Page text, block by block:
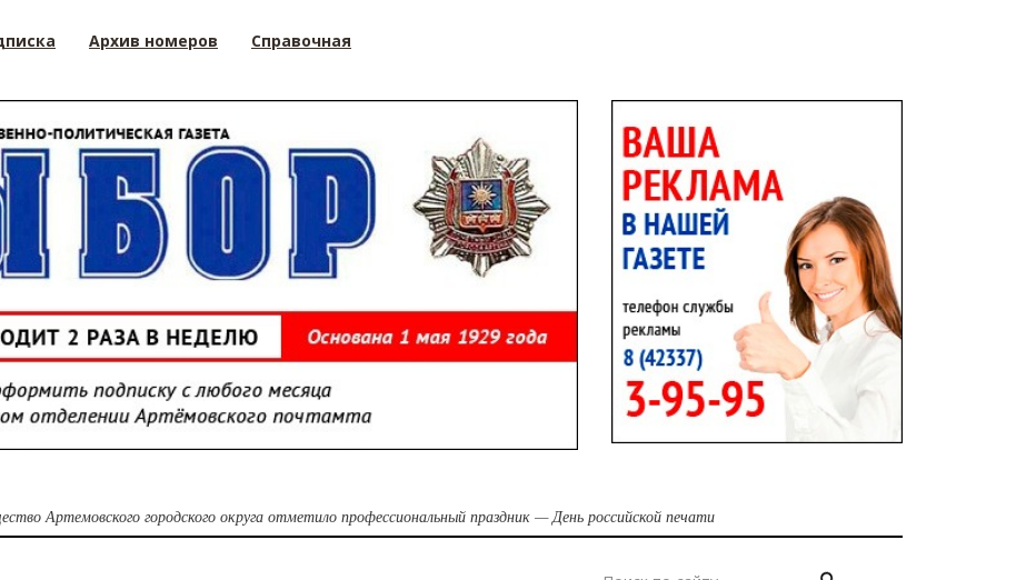
Архив номеров Справочная
Артемовского городского округа отметило профессиональный праздник — День российской печати